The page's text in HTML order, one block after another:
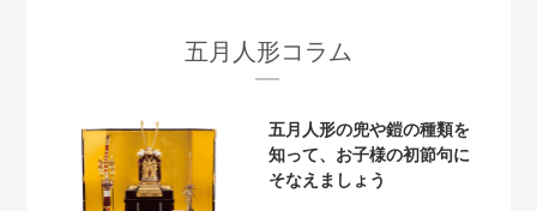
五月人形コラム
五月人形の兜や鎧の種類を
知って、お子様の初節句に
そなえましょう